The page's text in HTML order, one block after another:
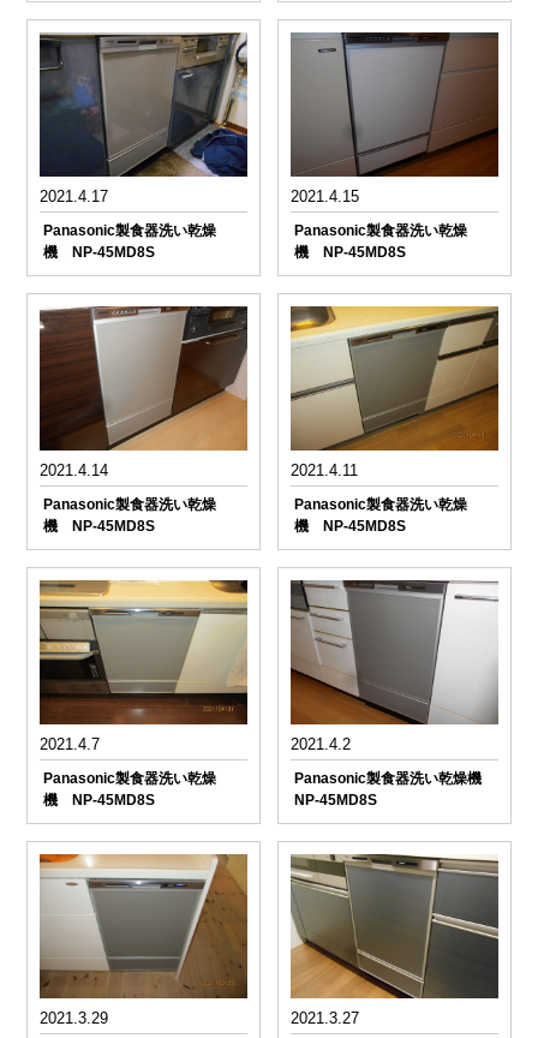
2021.4.17
Panasonic製食器洗い乾燥
機 NP-45MD8S
2021.4.15
Panasonic製食器洗い乾燥
機 NP-45MD8S
2021.4.14
Panasonic製食器洗い乾燥
機 NP-45MD8S
2021.4.11
Panasonic製食器洗い乾燥
機 NP-45MD8S
2021.4.7
Panasonic製食器洗い乾燥
機 NP-45MD8S
2021.4.2
Panasonic製食器洗い乾燥機
NP-45MD8S
2021.3.29 2021.3.27